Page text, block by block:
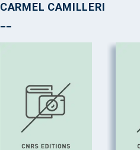
CARMEL CAMILLERI